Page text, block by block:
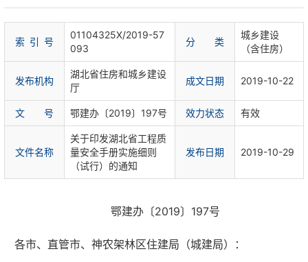
索 引 号
01104325X/2019-57
093
分 类
城乡建设
（含住房）
发布机构
湖北省住房和城乡建设
厅
成文日期 2019-10-22
文 号 鄂建办〔2019〕197号 效力状态 有效
文件名称
关于印发湖北省工程质
量安全手册实施细则
（试行）的通知
发布日期 2019-10-29
鄂建办〔2019〕197号
各市、直管市、神农架林区住建局（城建局）：